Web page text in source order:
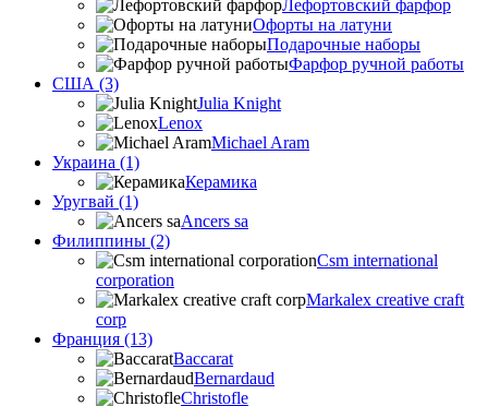
Лефортовский фарфор
Офорты на латуни
Подарочные наборы
Фарфор ручной работы
США (3)
Julia Knight
Lenox
Michael Aram
Украина (1)
Керамика
Уругвай (1)
Ancers sa
Филиппины (2)
Csm international
corporation
Markalex creative craft
corp
Франция (13)
Baccarat
Bernardaud
Christofle